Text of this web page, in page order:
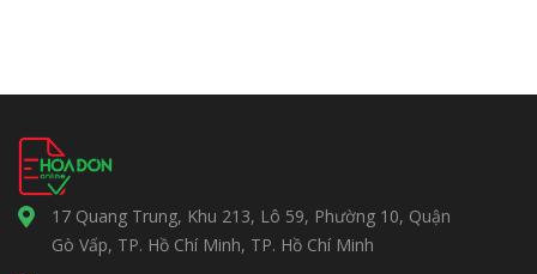
17 Quang Trung, Khu 213, Lô 59, Phường 10, Quận
Gò Vấp, TP. Hồ Chí Minh, TP. Hồ Chí Minh